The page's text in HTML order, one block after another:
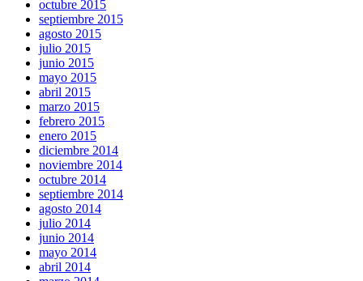
octubre 2015
septiembre 2015
agosto 2015
julio 2015
junio 2015
mayo 2015
abril 2015
marzo 2015
febrero 2015
enero 2015
diciembre 2014
noviembre 2014
octubre 2014
septiembre 2014
agosto 2014
julio 2014
junio 2014
mayo 2014
abril 2014